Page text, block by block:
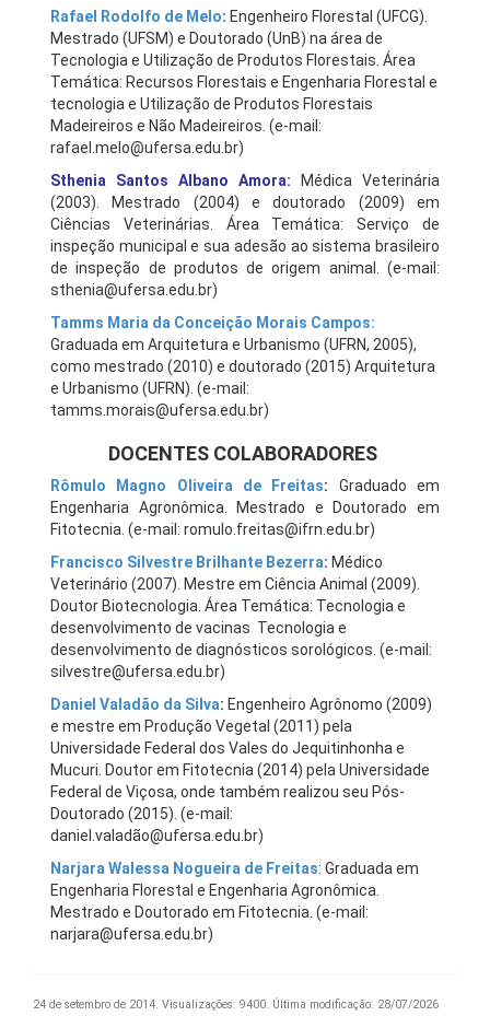
Rafael Rodolfo de Melo: Engenheiro Florestal (UFCG).
Mestrado (UFSM) e Doutorado (UnB) na área de
Tecnologia e Utilização de Produtos Florestais. Área
Temática: Recursos Florestais e Engenharia Florestal e
tecnologia e Utilização de Produtos Florestais
Madeireiros e Não Madeireiros. (e-mail:
rafael.melo@ufersa.edu.br)
Sthenia Santos Albano Amora:
Médica Veterinária
(2003). Mestrado (2004) e doutorado (2009) em
Ciências Veterinárias. Área Temática: Serviço de
inspeção municipal e sua adesão ao sistema brasileiro
de inspeção de produtos de origem animal. (e-mail:
sthenia@ufersa.edu.br)
Tamms Maria da Conceição Morais Campos:
Graduada em Arquitetura e Urbanismo (UFRN, 2005),
como mestrado (2010) e doutorado (2015) Arquitetura
e Urbanismo (UFRN). (e-mail:
tamms.morais@ufersa.edu.br)
DOCENTES COLABORADORES
Rômulo Magno Oliveira de Freitas: Graduado em
Engenharia Agronômica. Mestrado e Doutorado em
Fitotecnia. (e-mail: romulo.freitas@ifrn.edu.br)
Francisco Silvestre Brilhante Bezerra: Médico
Veterinário (2007). Mestre em Ciência Animal (2009).
Doutor Biotecnologia. Área Temática: Tecnologia e
desenvolvimento de vacinas Tecnologia e
desenvolvimento de diagnósticos sorológicos. (e-mail:
silvestre@ufersa.edu.br)
Daniel Valadão da Silva: Engenheiro Agrônomo (2009)
e mestre em Produção Vegetal (2011) pela
Universidade Federal dos Vales do Jequitinhonha e
Mucuri. Doutor em Fitotecnia (2014) pela Universidade
Federal de Viçosa, onde também realizou seu Pós-
Doutorado (2015). (e-mail:
daniel.valadão@ufersa.edu.br)
Narjara Walessa Nogueira de Freitas: Graduada em
Engenharia Florestal e Engenharia Agronômica.
Mestrado e Doutorado em Fitotecnia. (e-mail:
narjara@ufersa.edu.br)
24 de setembro de 2014. Visualizações: 9400. Última modificação: 28/07/2026